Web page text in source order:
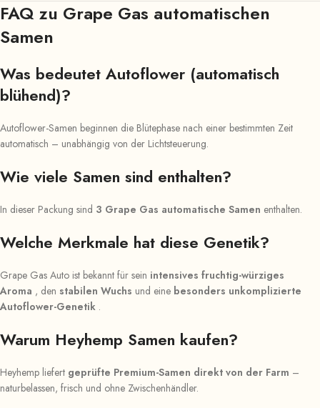
FAQ zu Grape Gas automatischen
Samen
Was bedeutet Autoflower (automatisch
blühend)?
Autoflower-Samen beginnen die Blütephase nach einer bestimmten Zeit
automatisch – unabhängig von der Lichtsteuerung.
Wie viele Samen sind enthalten?
In dieser Packung sind 3 Grape Gas automatische Samen enthalten.
Welche Merkmale hat diese Genetik?
Grape Gas Auto ist bekannt für sein intensives fruchtig-würziges
Aroma , den stabilen Wuchs und eine besonders unkomplizierte
Autoflower-Genetik .
Warum Heyhemp Samen kaufen?
Heyhemp liefert geprüfte Premium-Samen direkt von der Farm –
naturbelassen, frisch und ohne Zwischenhändler.